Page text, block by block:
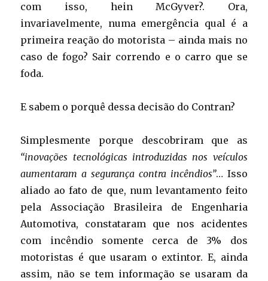
com isso, hein McGyver?. Ora,
invariavelmente, numa emergência qual é a
primeira reação do motorista – ainda mais no
caso de fogo? Sair correndo e o carro que se
foda.
E sabem o porquê dessa decisão do Contran?
Simplesmente porque descobriram que as
“inovações tecnológicas introduzidas nos veículos
aumentaram a segurança contra incêndios”… Isso
aliado ao fato de que, num levantamento feito
pela Associação Brasileira de Engenharia
Automotiva, constataram que nos acidentes
com incêndio somente cerca de 3% dos
motoristas é que usaram o extintor. E, ainda
assim, não se tem informação se usaram da